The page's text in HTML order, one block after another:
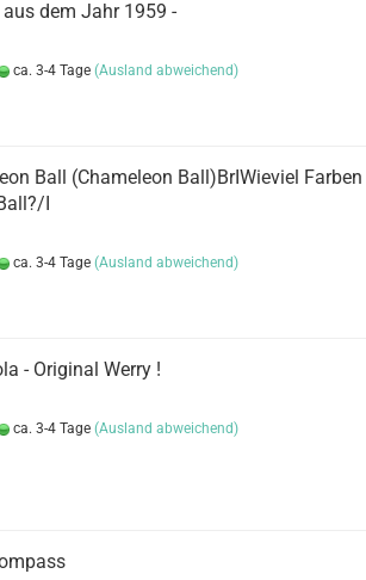
dem Jahr 1959 -
ca. 3-4 Tage (Ausland abweichend)
Ball (Chameleon Ball)BrIWieviel Farben
I
ca. 3-4 Tage (Ausland abweichend)
- Original Werry !
ca. 3-4 Tage (Ausland abweichend)